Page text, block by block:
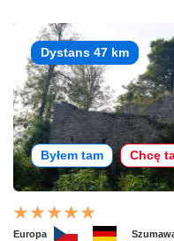
Dystans 47 km
Byłem tam Chcę
Europa